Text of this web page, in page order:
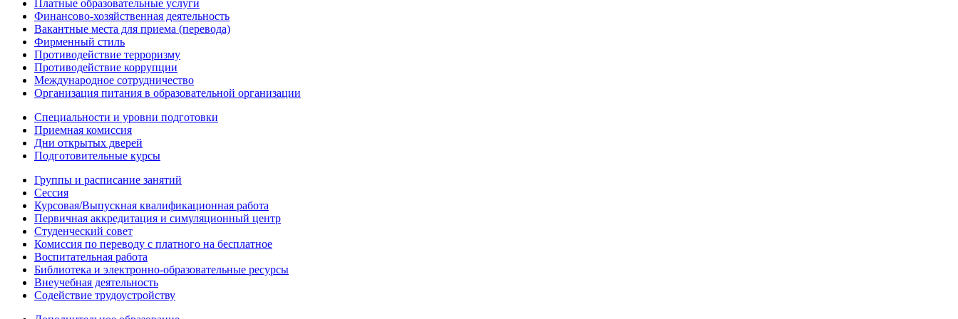
Платные образовательные услуги
Финансово-хозяйственная деятельность
Вакантные места для приема (перевода)
Фирменный стиль
Противодействие терроризму
Противодействие коррупции
Международное сотрудничество
Организация питания в образовательной организации
Специальности и уровни подготовки
Приемная комиссия
Дни открытых дверей
Подготовительные курсы
Группы и расписание занятий
Сессия
Курсовая/Выпускная квалификационная работа
Первичная аккредитация и симуляционный центр
Студенческий совет
Комиссия по переводу с платного на бесплатное
Воспитательная работа
Библиотека и электронно-образовательные ресурсы
Внеучебная деятельность
Содействие трудоустройству